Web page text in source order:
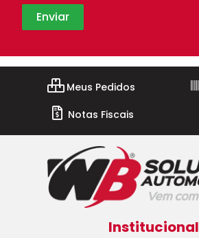
Meus Pedidos
Notas Fiscais
Institucional